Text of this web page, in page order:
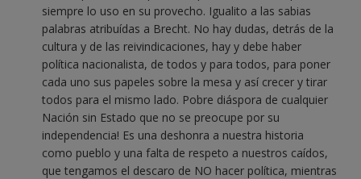
siempre lo uso en su provecho. Igualito a las sabias
palabras atribuídas a Brecht. No hay dudas, detrás de la
cultura y de las reivindicaciones, hay y debe haber
política nacionalista, de todos y para todos, para poner
cada uno sus papeles sobre la mesa y así crecer y tirar
todos para el mismo lado. Pobre diáspora de cualquier
Nación sin Estado que no se preocupe por su
independencia! Es una deshonra a nuestra historia
como pueblo y una falta de respeto a nuestros caídos,
que tengamos el descaro de NO hacer política, mientras